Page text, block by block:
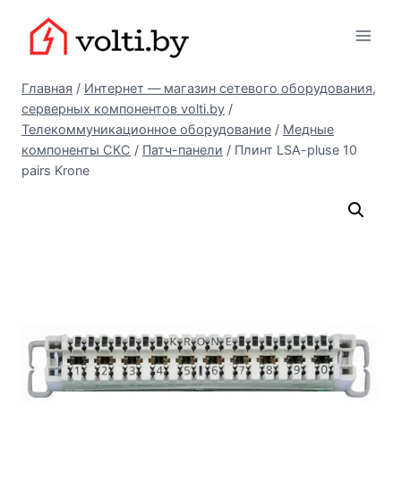
содержимому
Главная / Интернет — магазин сетевого оборудования,
серверных компонентов volti.by /
Телекоммуникационное оборудование / Медные
компоненты СКС / Патч-панели / Плинт LSA-pluse 10
pairs Krone